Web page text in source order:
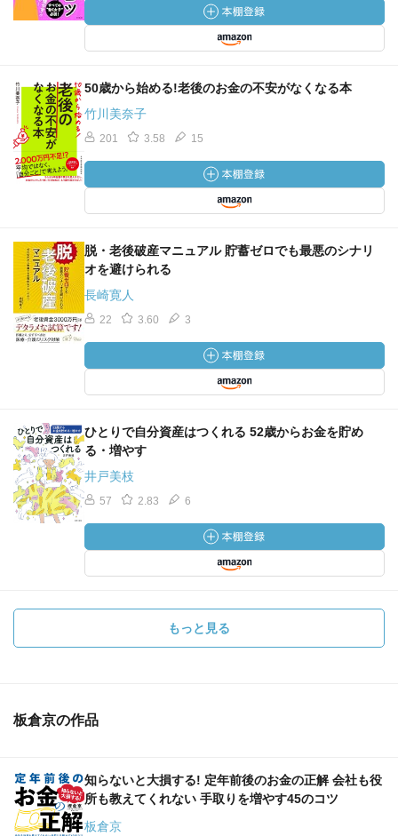
・要介護状態の親がいると税金が数十万戻ってくる？
第７章 孤独対策にはコストも必要
・金銭感覚のあう友人を大事にしよう
・「友人と一緒に暮らす」選択肢
・老後も働き続けることが一番の孤独対策
・パートナーとは籍を入れるべきなのか？
第８章 自分の死後の対策
・希望はエンディングノートに整理
・お葬式・お墓の手続き
・デジタル遺品はいつごろどう処分？
・死後の事務手続き（死後事務委任契約）
50歳から始める!老後のお金の不安がなくなる本
竹川美奈子
201 3.58 15
脱・老後破産マニュアル 貯蓄ゼロでも最悪のシナリ
オを避けられる
長崎寛人
22 3.60 3
ひとりで自分資産はつくれる 52歳からお金を貯め
る・増やす
井戸美枝
57 2.83 6
もっと見る
板倉京の作品
知らないと大損する! 定年前後のお金の正解 会社も役
所も教えてくれない 手取りを増やす45のコツ
板倉京